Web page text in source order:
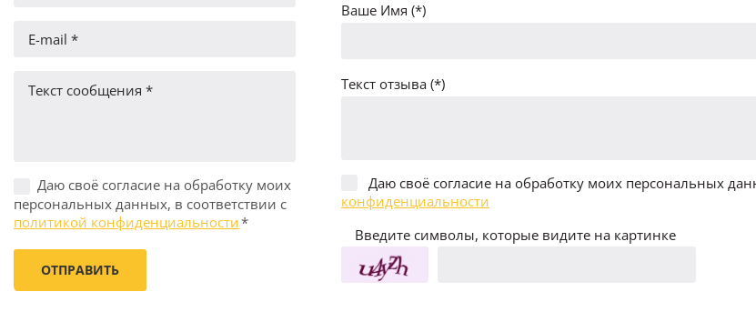
Даю своё согласие на обработку моих
персональных данных, в соответствии с
политикой конфиденциальности*
Ваше Имя (*)
Текст отзыва (*)
Даю своё согласие на обработку моих персональных
конфиденциальности
Введите символы, которые видите на картинке